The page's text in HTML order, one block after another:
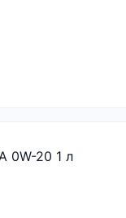
0W-20 1 л